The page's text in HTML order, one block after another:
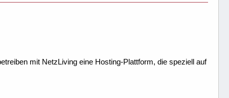
mit NetzLiving eine Hosting-Plattform, die speziell auf